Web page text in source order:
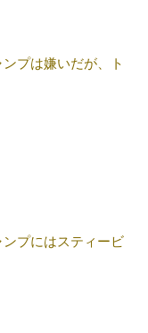
プは嫌いだが、ト
プにはスティービ